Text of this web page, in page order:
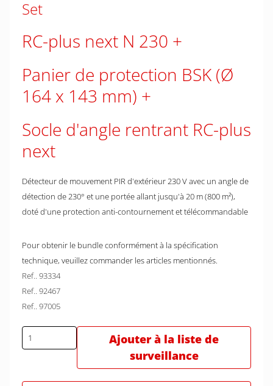
Set
RC-plus next N 230
Panier de protection BSK (Ø
164 x 143 mm)
Socle d'angle rentrant RC-plus
next
Détecteur de mouvement PIR d'extérieur 230 V avec un angle de
détection de 230° et une portée allant jusqu'à 20 m (800 m²),
doté d'une protection anti-contournement et télécommandable
Pour obtenir le bundle conformément à la spécification
technique, veuillez commander les articles mentionnés.
Ref.. 93334
Ref.. 92467
Ref.. 97005
Ajouter à la liste de
surveillance